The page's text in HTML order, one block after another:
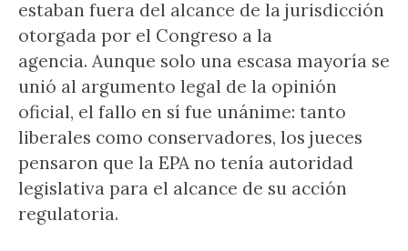
estaban fuera del alcance de la jurisdicción
otorgada por el Congreso a la
agencia. Aunque solo una escasa mayoría se
unió al argumento legal de la opinión
oficial, el fallo en sí fue unánime: tanto
liberales como conservadores, los jueces
pensaron que la EPA no tenía autoridad
legislativa para el alcance de su acción
regulatoria.